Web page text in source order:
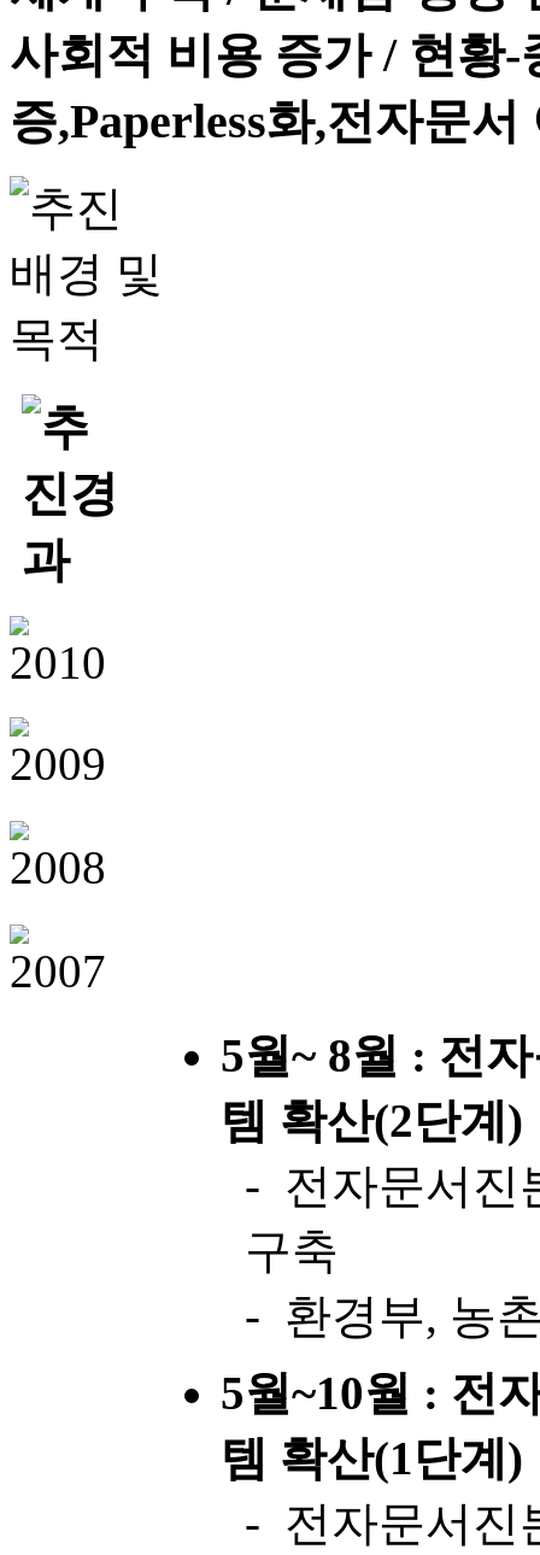
5월~ 8월 : 전
템 확산(2단계)
- 전자문서진
구축
- 환경부, 농
5월~10월 : 전
템 확산(1단계)
- 전자문서진